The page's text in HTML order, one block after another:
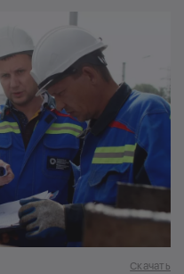
Скачать